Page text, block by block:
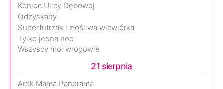
Koniec Ulicy Dębowej
Odzyskany
Superfutrzak i złośliwa wiewiórka
Tylko jedna noc
Wszyscy moi wrogowie
21 sierpnia
Arek.Mama.Panorama